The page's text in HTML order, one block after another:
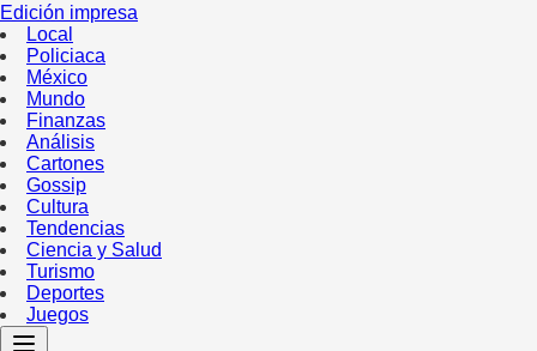
Edición impresa
Local
Policiaca
México
Mundo
Finanzas
Análisis
Cartones
Gossip
Cultura
Tendencias
Ciencia y Salud
Turismo
Deportes
Juegos